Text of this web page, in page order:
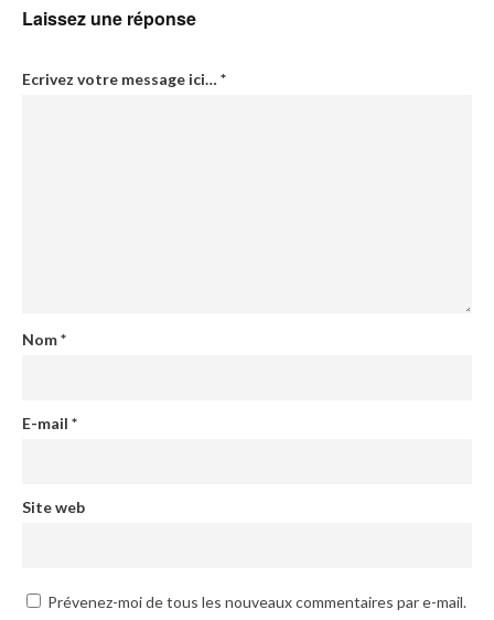
Laissez une réponse
Ecrivez votre message ici… *
Nom*
E-mail *
Site web
Prévenez-moi de tous les nouveaux commentaires par e-mail.